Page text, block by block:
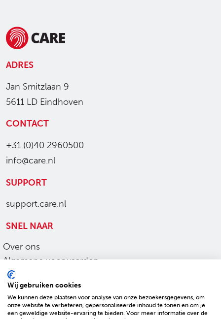
ADRES
Jan Smitzlaan 9
5611 LD Eindhoven
CONTACT
+31 (0)40 2960500
info@care.nl
SUPPORT
support.care.nl
SNEL NAAR
Over ons
Algemene voorwaarden
Ons werk
Privacy en cookies
Sitemap
Toegankelijkheid
Wij gebruiken cookies
We kunnen deze plaatsen voor analyse van onze bezoekersgegevens, om
onze website te verbeteren, gepersonaliseerde inhoud te tonen en om je
een geweldige website-ervaring te bieden. Voor meer informatie over de